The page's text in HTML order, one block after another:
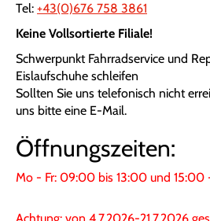
Tel: +43(0)676 758 3861
Keine Vollsortierte Filiale!
Schwerpunkt Fahrradservice und
Eislaufschuhe schleifen
Sollten Sie uns telefonisch nicht
uns bitte eine E-Mail.
Öffnungszeiten:
Mo - Fr: 09:00 bis 13:00 und 15:00